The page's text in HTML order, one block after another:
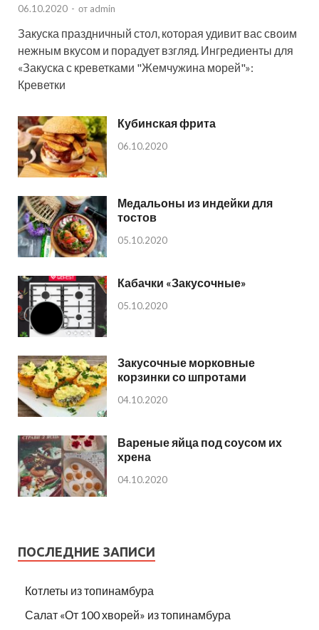
06.10.2020 - от admin
Закуска праздничный стол, которая удивит вас своим
нежным вкусом и порадует взгляд. Ингредиенты для
«Закуска с креветками "Жемчужина морей"»:
Креветки
Кубинская фрита
06.10.2020
Медальоны из индейки для
тостов
05.10.2020
Кабачки «Закусочные»
05.10.2020
Закусочные морковные
корзинки со шпротами
04.10.2020
Вареные яйца под соусом их
хрена
04.10.2020
ПОСЛЕДНИЕ ЗАПИСИ
Котлеты из топинамбура
Салат «От 100 хворей» из топинамбура